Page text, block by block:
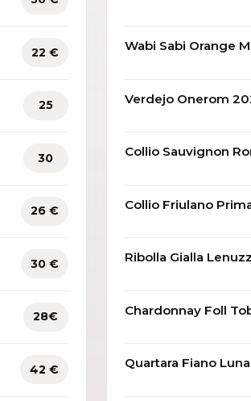
22 €
25
30
26 €
30 €
28€
42 €
Wabi Sabi Orange
Verdejo Onerom
Collio Sauvignon
Collio Friulano
Ribolla Gialla
Chardonnay Foll
Quartara Fiano